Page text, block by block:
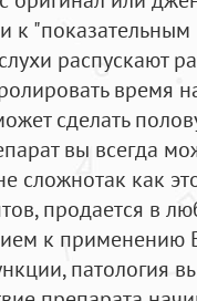
к
распускают
время
сделать
вы всегда
сложнотак как
продается в
к применению
патология